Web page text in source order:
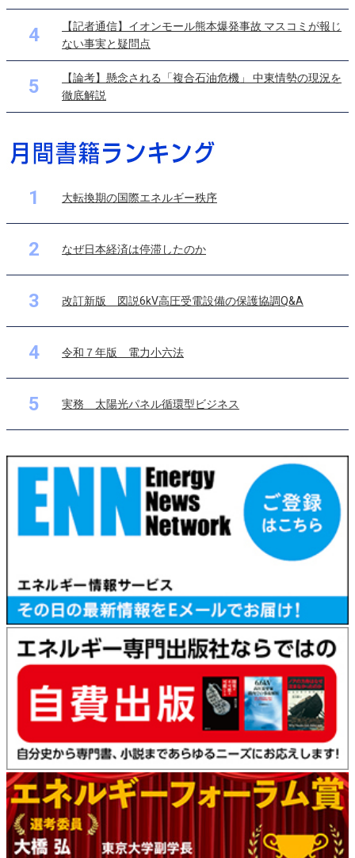
4
【記者通信】イオンモール熊本爆発事故 マスコミが報じ
ない事実と疑問点
5
【論考】懸念される「複合石油危機」 中東情勢の現況を
徹底解説
1 大転換期の国際エネルギー秩序
2 なぜ日本経済は停滞したのか
3 改訂新版 図説6kV高圧受電設備の保護協調Q&A
4 令和７年版 電力小六法
5 実務 太陽光パネル循環型ビジネス